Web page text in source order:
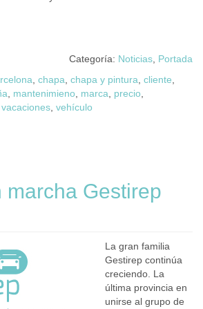
Categoría: Noticias Portada
chapa chapa y pintura cliente
mantenimieno marca precio
vacaciones vehículo
marcha Gestirep
La gran familia
Gestirep continúa
creciendo. La
última provincia en
unirse al grupo de